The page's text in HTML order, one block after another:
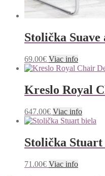
Stolička
69.00€ Viac info
Kreslo Royal
647.00€ Viac info
Stolička Stuart
71.00€ Viac info